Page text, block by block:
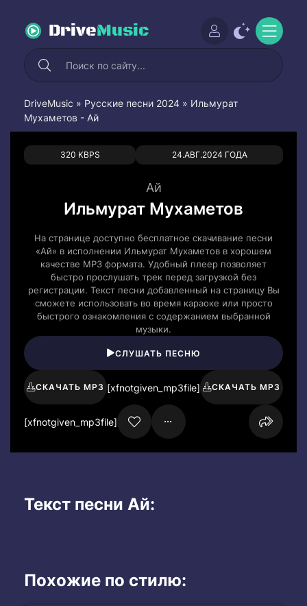
DriveMusic
DriveMusic » Русские песни 2024 » Ильмурат
Мухаметов - Ай
320 KBPS 24.АВГ.2024 ГОДА
0 0
Ай
Ильмурат Мухаметов
На странице доступно бесплатное скачивание песни
«Ай» в исполнении Ильмурат Мухаметов в хорошем
качестве MP3 формата. Удобный плеер позволяет
быстро прослушать трек перед загрузкой без
регистрации. Текст песни добавленный на страницу Вы
сможете использовать во время караоке или просто
быстрого ознакомления с содержанием выбранной
музыки.
СЛУШАТЬ ПЕСНЮ
СКАЧАТЬ MP3 [xfnotgiven_mp3file] СКАЧАТЬ MP3
[xfnotgiven_mp3file]
Текст песни Ай:
Похожие по стилю: